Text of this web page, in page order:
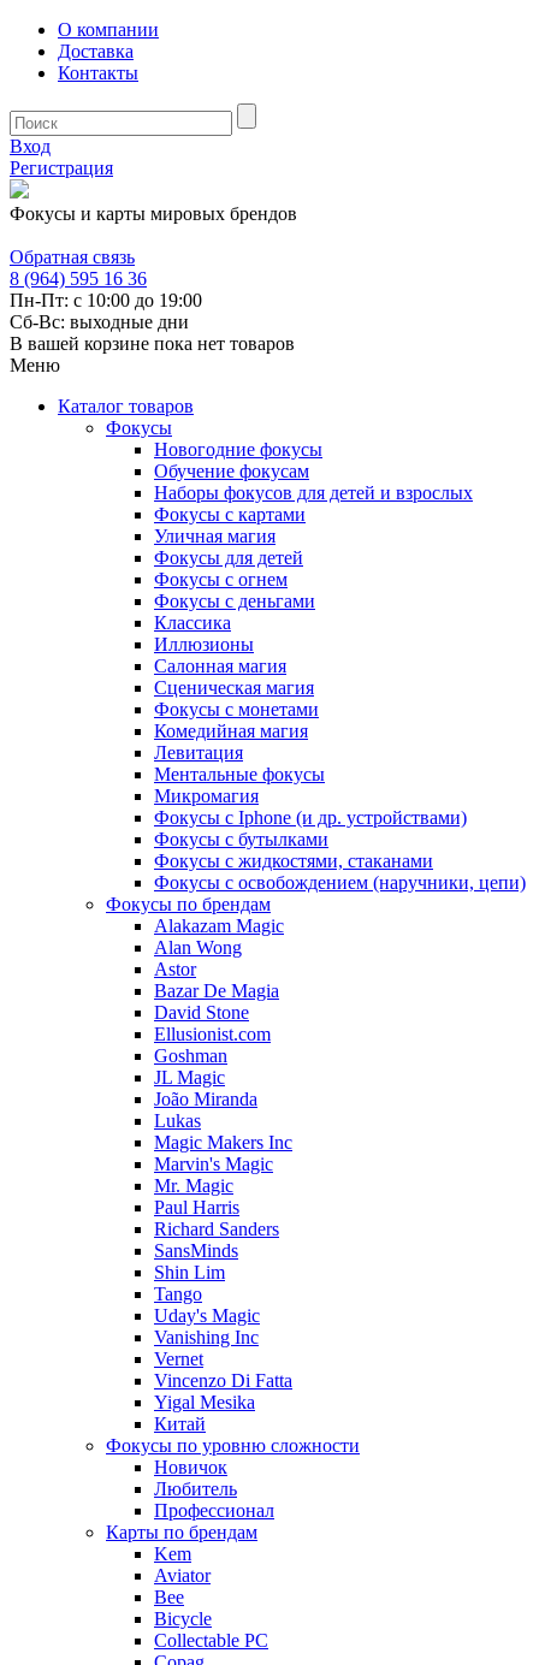
О компании
Доставка
Контакты
Вход
Регистрация
Фокусы и карты мировых брендов
Обратная связь
8 (964) 595 16 36
Пн-Пт: с 10:00 до 19:00
Сб-Вс: выходные дни
В вашей корзине пока нет товаров
Меню
Каталог товаров
Фокусы
Новогодние фокусы
Обучение фокусам
Наборы фокусов для детей и взрослых
Фокусы с картами
Уличная магия
Фокусы для детей
Фокусы с огнем
Фокусы с деньгами
Классика
Иллюзионы
Салонная магия
Сценическая магия
Фокусы с монетами
Комедийная магия
Левитация
Ментальные фокусы
Микромагия
Фокусы с Iphone (и др. устройствами)
Фокусы с бутылками
Фокусы с жидкостями, стаканами
Фокусы с освобождением (наручники, цепи)
Фокусы по брендам
Alakazam Magic
Alan Wong
Astor
Bazar De Magia
David Stone
Ellusionist.com
Goshman
JL Magic
João Miranda
Lukas
Magic Makers Inc
Marvin's Magic
Mr. Magic
Paul Harris
Richard Sanders
SansMinds
Shin Lim
Tango
Uday's Magic
Vanishing Inc
Vernet
Vincenzo Di Fatta
Yigal Mesika
Китай
Фокусы по уровню сложности
Новичок
Любитель
Профессионал
Карты по брендам
Kem
Aviator
Bee
Bicycle
Collectable PC